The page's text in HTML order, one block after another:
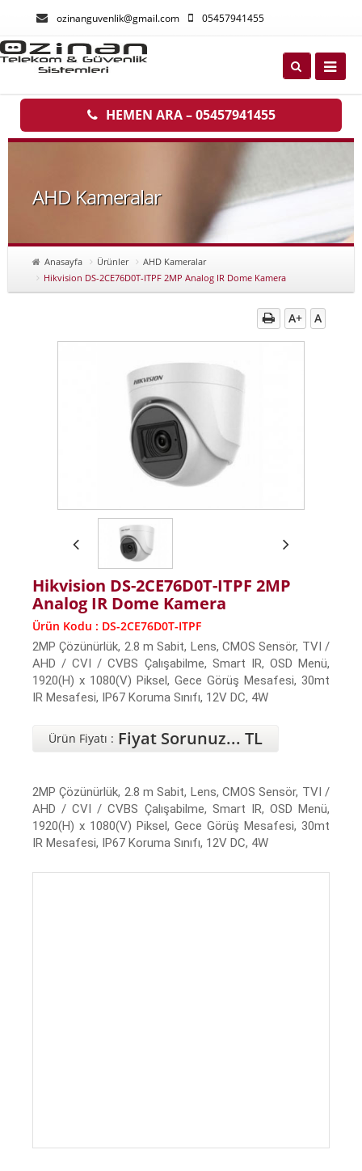
ozinanguvenlik@gmail.com 05457941455
HEMEN ARA – 05457941455
AHD Kameralar
Anasayfa Ürünler
AHD Kameralar
Hikvision DS-2CE76D0T-ITPF 2MP Analog IR Dome Kamera
A+ A
Hikvision DS-2CE76D0T-ITPF 2MP
Analog IR Dome Kamera
Ürün Kodu : DS-2CE76D0T-ITPF
2MP Çözünürlük, 2.8 m Sabit, Lens, CMOS Sensör, TVI /
AHD / CVI / CVBS Çalışabilme, Smart IR, OSD Menü,
1920(H) x 1080(V) Piksel, Gece Görüş Mesafesi, 30mt
IR Mesafesi, IP67 Koruma Sınıfı, 12V DC, 4W
Ürün Fiyatı : Fiyat Sorunuz... TL
2MP Çözünürlük, 2.8 m Sabit, Lens, CMOS Sensör, TVI /
AHD / CVI / CVBS Çalışabilme, Smart IR, OSD Menü,
1920(H) x 1080(V) Piksel, Gece Görüş Mesafesi, 30mt
IR Mesafesi, IP67 Koruma Sınıfı, 12V DC, 4W